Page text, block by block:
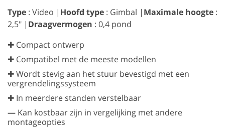
Type : Video | Hoofd type : Gimbal | Maximale hoogte :
2,5″ | Draagvermogen : 0,4 pond
✚ Compact ontwerp
✚ Compatibel met de meeste modellen
✚ Wordt stevig aan het stuur bevestigd met een
vergrendelingssysteem
✚ In meerdere standen verstelbaar
— Kan kostbaar zijn in vergelijking met andere
montageopties